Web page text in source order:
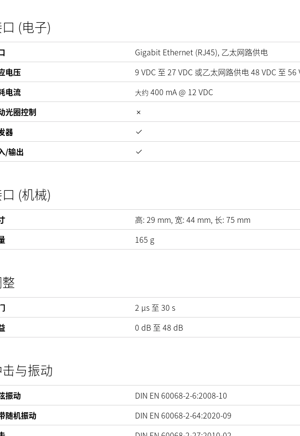
(电子)
Gigabit Ethernet (RJ45), 乙太网路供电
电压
9 VDC至 27 VDC或乙太网路供电48 VDC至 56
电流
大约 400 mA@ 12 VDC
光圈控制
器
/输出
(机械)
高: 29 mm, 宽: 44 mm, 长: 75 mm
165 g
2 µs 至 30 s
0 dB至 48 dB
与振动
振动
DIN EN 60068-2-6:2008-10
随机振动
DIN EN 60068-2-64:2020-09